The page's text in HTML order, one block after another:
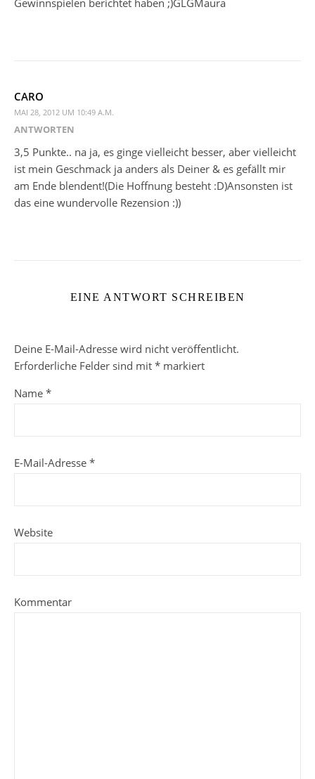
Gewinnspielen berichtet haben ;)GLGMaura
CARO
MAI 28, 2012 UM 10:49 A.M.
ANTWORTEN
3,5 Punkte.. na ja, es ginge vielleicht besser, aber vielleicht
ist mein Geschmack ja anders als Deiner & es gefällt mir
am Ende blendent!(Die Hoffnung besteht :D)Ansonsten ist
das eine wundervolle Rezension :))
EINE ANTWORT SCHREIBEN
Deine E-Mail-Adresse wird nicht veröffentlicht.
Erforderliche Felder sind mit * markiert
Name *
E-Mail-Adresse *
Website
Kommentar